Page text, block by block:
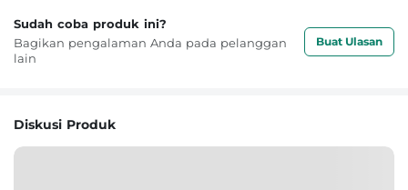
Sudah coba produk ini?
Bagikan pengalaman Anda pada pelanggan
lain
Buat Ulasan
Diskusi Produk